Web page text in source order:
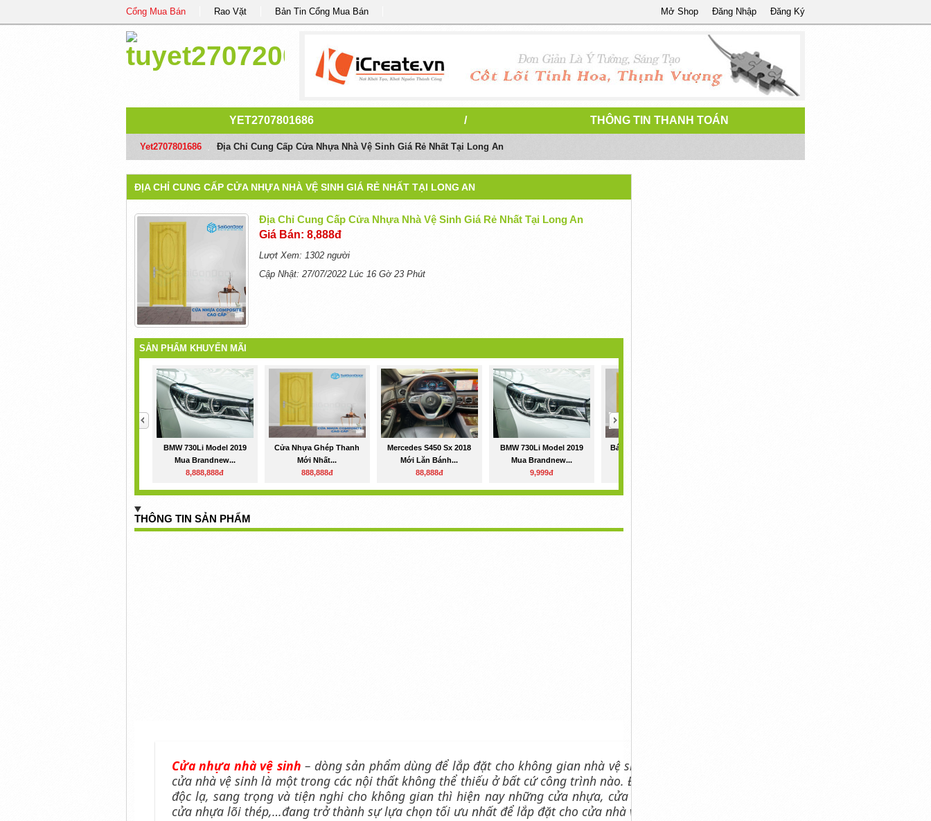
Cổng Mua Bán Rao Vặt Bản Tin Cổng Mua Bán Đăng Ký
Đăng Nhập
Mở Shop
YET2707801686 / THÔNG TIN THANH TOÁN
Yet2707801686 Địa Chỉ Cung Cấp Cửa Nhựa Nhà Vệ Sinh Giá Rẻ Nhất Tại Long An
ĐỊA CHỈ CUNG CẤP CỬA NHỰA NHÀ VỆ SINH GIÁ RẺ NHẤT TẠI LONG AN
Địa Chỉ Cung Cấp Cửa Nhựa Nhà Vệ Sinh Giá Rẻ Nhất Tại Long An
Giá Bán: 8,888đ
Lượt Xem: 1302 người
Cập Nhật: 27/07/2022 Lúc 16 Gờ 23 Phút
SẢN PHẨM KHUYẾN MÃI
BMW 730Li Model 2019
Mua Brandnew...
8,888,888đ
Cửa Nhựa Ghép Thanh
Mới Nhất...
888,888đ
Mercedes S450 Sx 2018
Mới Lăn Bánh...
88,888đ
BMW 730Li Model 2019
Mua Brandnew...
9,999đ
Báo Giá Khóa Cửa HOT
THÔNG TIN SẢN PHẨM
Cửa nhựa nhà vệ sinh – dòng sản phẩm dùng để lắp đặt cho không gian nhà vệ sinh, nhà tắm.
cửa nhà vệ sinh là một trong các nội thất không thể thiếu ở bất cứ công trình nào. Để đem lại sự
độc lạ, sang trọng và tiện nghi cho không gian thì hiện nay những cửa nhựa, cửa nhựa giả gỗ,
cửa nhựa lõi thép,…đang trở thành sự lựa chọn tối ưu nhất để lắp đặt cho cửa nhà vệ sinh.